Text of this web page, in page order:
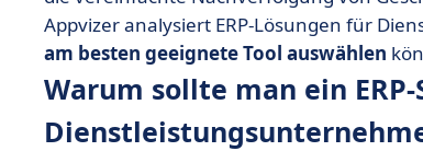
Ingenieurbüros
• Everwin GX: Personalisieren Sie Ihr
• Fitnet Manager: Das spezialisierte
• Karanext: Die ERP-, CRM- und HR-
Appvizer analysiert ERP-Lösungen für
am besten geeignete Tool auswählen
Warum sollte man ein